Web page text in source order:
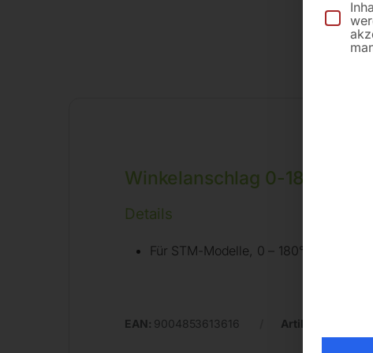
Winkelanschlag 0-180°
Details
Für STM-Modelle, 0 – 180°
EAN: 9004853613616 Artikelnummer: